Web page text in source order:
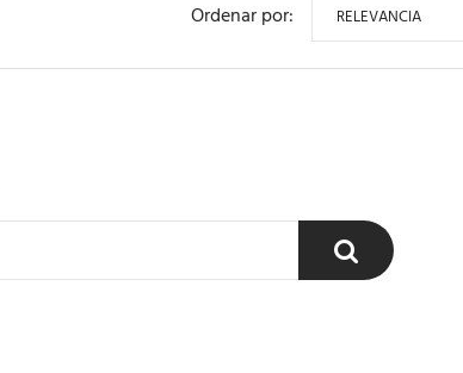
Ordenar por: RELEVANCIA